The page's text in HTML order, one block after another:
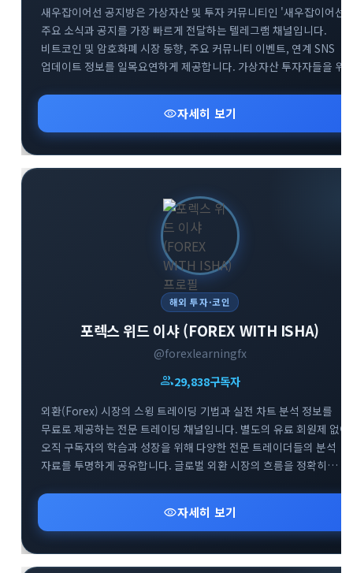
새우잡이어선 공지방은 가상자산 및 투자 커뮤니티인 '새우잡이어선'
주요 소식과 공지를 가장 빠르게 전달하는 텔레그램 채널입니다.
비트코인 및 암호화폐 시장 동향, 주요 커뮤니티 이벤트, 연계 SNS
업데이트 정보를 일목요연하게 제공합니다. 가상자산 투자자들을 위
신속하게 확인하실 수 있습니다.
visibility자세히 보기
해외 투자·코인
포렉스 위드 이샤 (FOREX WITH ISHA)
@forexlearningfx
group29,838구독자
외환(Forex) 시장의 스윙 트레이딩 기법과 실전 차트 분석 정보를
무료로 제공하는 전문 트레이딩 채널입니다. 별도의 유료 회원제 없이
오직 구독자의 학습과 성장을 위해 다양한 전문 트레이더들의 분석
자료를 투명하게 공유합니다. 글로벌 외환 시장의 흐름을 정확히
인사이트를 전달합니다. 외환 투자 초보자부터 실전 매매자까지 부담
없이 유용한 금융 정보를 얻어가실 수 있습니다.
visibility자세히 보기